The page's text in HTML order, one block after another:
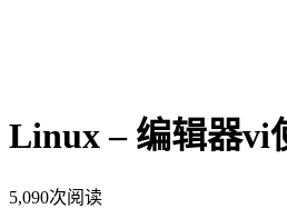
Linux – 编辑器vi
5,090次阅读